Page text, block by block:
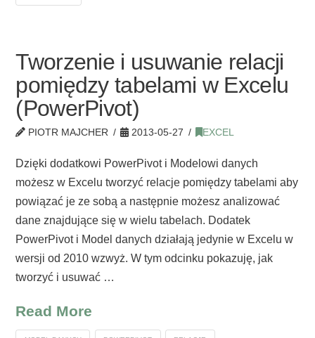
Tworzenie i usuwanie relacji
pomiędzy tabelami w Excelu
(PowerPivot)
PIOTR MAJCHER 2013-05-27 EXCEL
Dzięki dodatkowi PowerPivot i Modelowi danych
możesz w Excelu tworzyć relacje pomiędzy tabelami aby
powiązać je ze sobą a następnie możesz analizować
dane znajdujące się w wielu tabelach. Dodatek
PowerPivot i Model danych działają jedynie w Excelu w
wersji od 2010 wzwyż. W tym odcinku pokazuję, jak
tworzyć i usuwać …
Read More